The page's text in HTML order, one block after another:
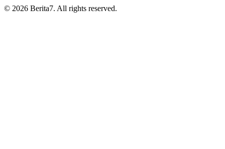
© 2026 Berita7. All rights reserved.